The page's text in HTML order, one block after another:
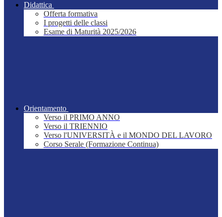
Didattica
Offerta formativa
I progetti delle classi
Esame di Maturità 2025/2026
Orientamento
Verso il PRIMO ANNO
Verso il TRIENNIO
Verso l'UNIVERSITÀ e il MONDO DEL LAVORO
Corso Serale (Formazione Continua)